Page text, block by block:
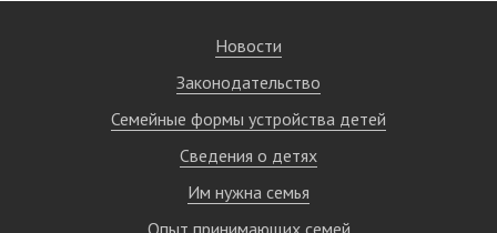
Новости
Законодательство
Семейные формы устройства детей
Сведения о детях
Им нужна семья
Опыт принимающих семей